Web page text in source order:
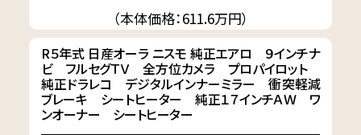
（本体価格：611.6万円）
R５年式 日産オーラ ニスモ 純正エアロ ９インチナ
ビ フルセグＴＶ 全方位カメラ プロパイロット
純正ドラレコ デジタルインナーミラー 衝突軽減
ブレーキ シートヒーター 純正１７インチＡＷ ワ
ンオーナー シートヒーター